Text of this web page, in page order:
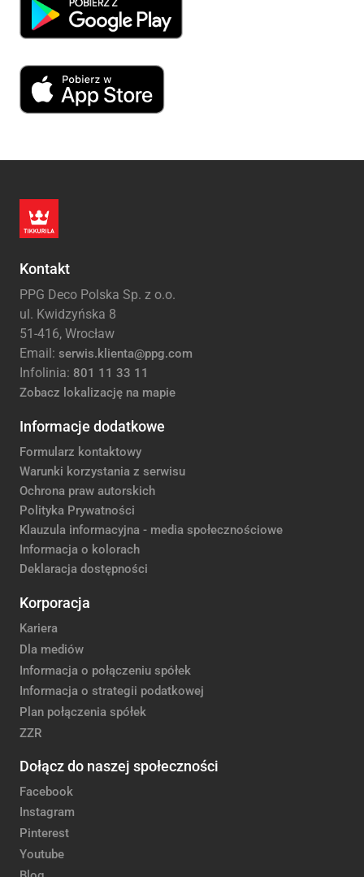
Kontakt
PPG Deco Polska Sp. z o.o.
ul. Kwidzyńska 8
51-416, Wrocław
Email: serwis.klienta@ppg.com
Infolinia: 801 11 33 11
Zobacz lokalizację na mapie
Informacje dodatkowe
Formularz kontaktowy
Warunki korzystania z serwisu
Ochrona praw autorskich
Polityka Prywatności
Klauzula informacyjna - media społecznościowe
Informacja o kolorach
Deklaracja dostępności
Korporacja
Kariera
Dla mediów
Informacja o połączeniu spółek
Informacja o strategii podatkowej
Plan połączenia spółek
ZZR
Dołącz do naszej społeczności
Facebook
Instagram
Pinterest
Youtube